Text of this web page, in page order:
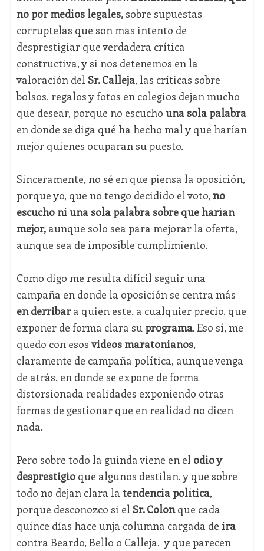
no por medios legales,sobre supuestas
corruptelas que son mas intento de
desprestigiar que verdadera crítica
constructiva, y si nos detenemos en la
valoración del Sr. Calleja, las críticas sobre
bolsos, regalos y fotos en colegios dejan mucho
que desear, porque no escucho una sola palabra
en donde se diga qué ha hecho mal y que harían
mejor quienes ocuparan su puesto.
Sinceramente, no sé en que piensa la oposición,
porque yo, que no tengo decidido el voto, no
escucho ni una sola palabra sobre que harían
mejor,aunque solo sea para mejorar la oferta,
aunque sea de imposible cumplimiento.
Como digo me resulta difícil seguir una
campaña en donde la oposición se centra más
en derribara quien este, a cualquier precio, que
exponer de forma clara su programa. Eso sí, me
quedo con esos videos maratonianos,
claramente de campaña política, aunque venga
de atrás, en donde se expone de forma
distorsionada realidades exponiendo otras
formas de gestionar que en realidad no dicen
nada.
Pero sobre todo la guinda viene en el odio y
desprestigioque algunos destilan, y que sobre
todo no dejan clara la tendencia política,
porque desconozco si el Sr. Colonque cada
quince días hace unja columna cargada de ira
contra Beardo, Bello o Calleja, y que parecen